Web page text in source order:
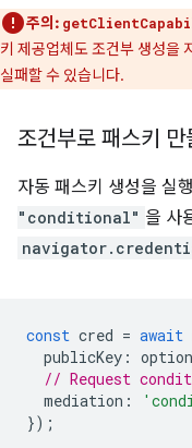
주의:
키 제공업체도 조건부 생성을
실패할 수 있습니다.
조건부로 패스키 만
자동 패스키 생성을 실
"conditional" 을 사
const cred = await
publicKey :
// Request
mediation :
});